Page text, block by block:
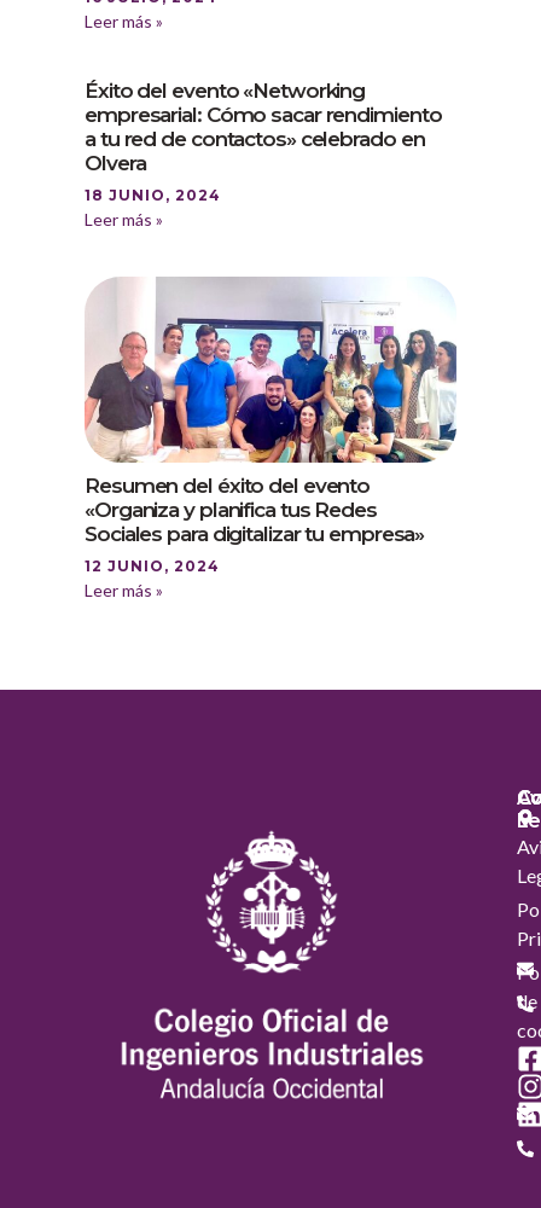
Leer más »
Éxito del evento «Networking
empresarial: Cómo sacar rendimiento
a tu red de contactos» celebrado en
Olvera
18 JUNIO, 2024
Leer más »
Resumen del éxito del evento
«Organiza y planifica tus Redes
Sociales para digitalizar tu empresa»
12 JUNIO, 2024
Leer más »
de